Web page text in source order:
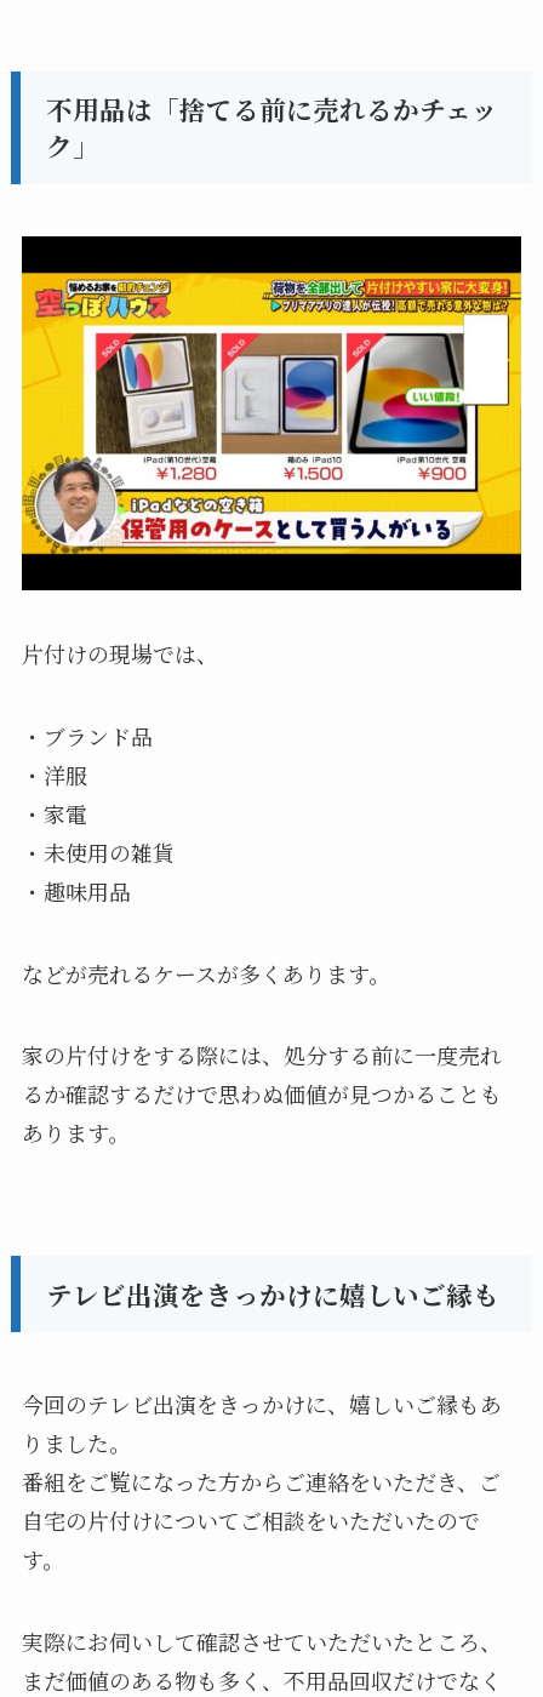
不用品は「捨てる前に売れるかチェッ
ク」
片付けの現場では、
・ブランド品
・洋服
・家電
・未使用の雑貨
・趣味用品
などが売れるケースが多くあります。
家の片付けをする際には、処分する前に一度売れ
るか確認するだけで思わぬ価値が見つかることも
あります。
テレビ出演をきっかけに嬉しいご縁も
今回のテレビ出演をきっかけに、嬉しいご縁もあ
りました。
番組をご覧になった方からご連絡をいただき、ご
自宅の片付けについてご相談をいただいたので
す。
実際にお伺いして確認させていただいたところ、
まだ価値のある物も多く、不用品回収だけでなく